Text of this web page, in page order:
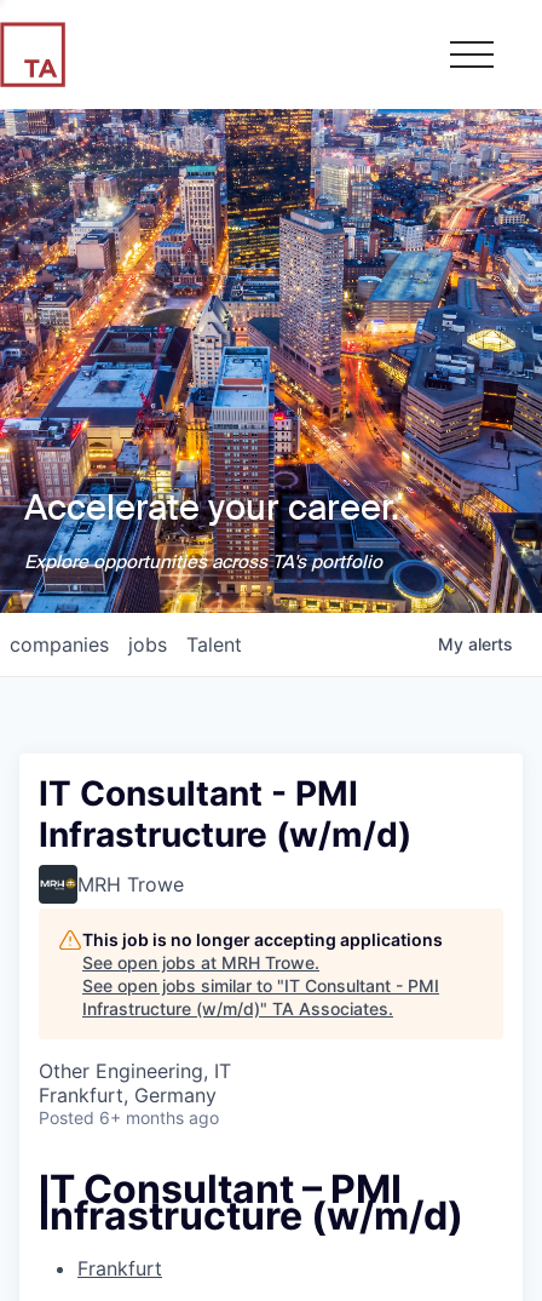
Accelerate your career.
Explore opportunities across TA's portfolio
jobs
companies Talent My alerts
IT Consultant - PMI
Infrastructure (w/m/d)
MRH Trowe
This job is no longer accepting applications
See open jobs at MRH Trowe.
See open jobs similar to "IT Consultant - PMI
Infrastructure (w/m/d)" TA Associates.
Other Engineering, IT
Frankfurt, Germany
Posted 6+ months ago
IT Consultant – PMI
Infrastructure (w/m/d)
Frankfurt